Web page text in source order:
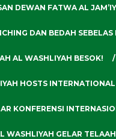
DEWAN FATWA AL
DAN BEDAH
AL WASHLIYAH BESOK!
HOSTS
KONFERENSI
WASHLIYAH GELAR